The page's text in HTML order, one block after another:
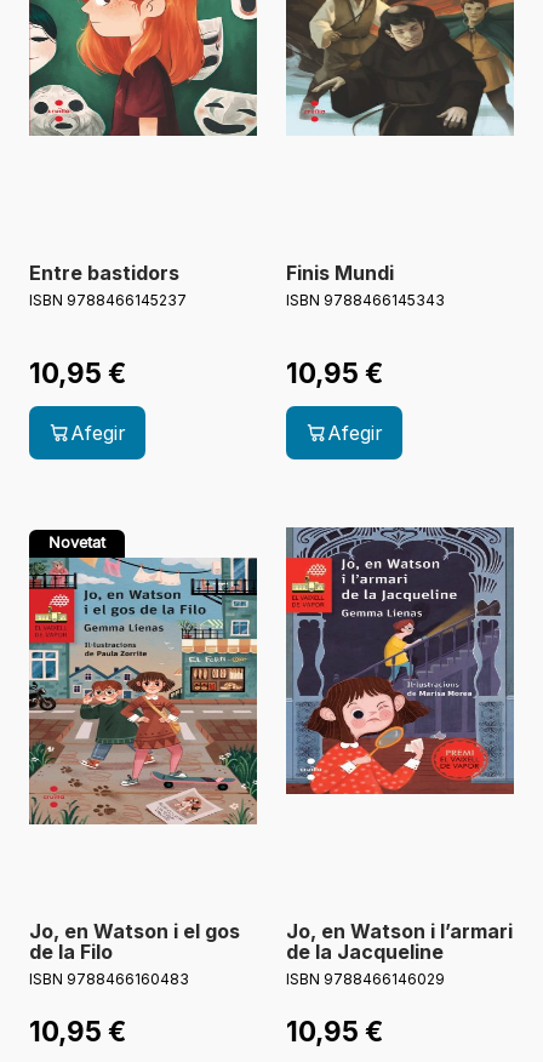
Entre bastidors
ISBN 9788466145237
10,95 €
Afegir
Finis Mundi
ISBN 9788466145343
10,95 €
Afegir
Novetat
Jo, en Watson i el gos
de la Filo
ISBN 9788466160483
10,95 €
Jo, en Watson i l’armari
de la Jacqueline
ISBN 9788466146029
10,95 €